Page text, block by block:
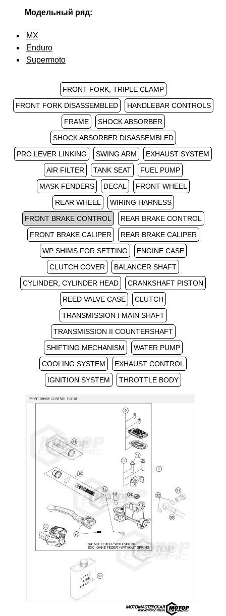
Модельный ряд:
MX
Enduro
Supermoto
FRONT FORK, TRIPLE CLAMP
FRONT FORK DISASSEMBLED
HANDLEBAR CONTROLS
FRAME
SHOCK ABSORBER
SHOCK ABSORBER DISASSEMBLED
PRO LEVER LINKING
SWING ARM
EXHAUST SYSTEM
AIR FILTER
TANK SEAT
FUEL PUMP
MASK FENDERS
DECAL
FRONT WHEEL
REAR WHEEL
WIRING HARNESS
FRONT BRAKE CONTROL
REAR BRAKE CONTROL
FRONT BRAKE CALIPER
REAR BRAKE CALIPER
WP SHIMS FOR SETTING
ENGINE CASE
CLUTCH COVER
BALANCER SHAFT
CYLINDER, CYLINDER HEAD
CRANKSHAFT PISTON
REED VALVE CASE
CLUTCH
TRANSMISSION I MAIN SHAFT
TRANSMISSION II COUNTERSHAFT
SHIFTING MECHANISM
WATER PUMP
COOLING SYSTEM
EXHAUST CONTROL
IGNITION SYSTEM
THROTTLE BODY